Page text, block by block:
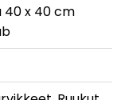
40 x 40 cm